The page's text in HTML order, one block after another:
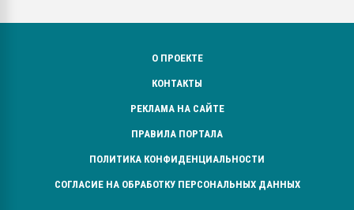
О ПРОЕКТЕ
КОНТАКТЫ
РЕКЛАМА НА САЙТЕ
ПРАВИЛА ПОРТАЛА
ПОЛИТИКА КОНФИДЕНЦИАЛЬНОСТИ
СОГЛАСИЕ НА ОБРАБОТКУ ПЕРСОНАЛЬНЫХ ДАННЫХ